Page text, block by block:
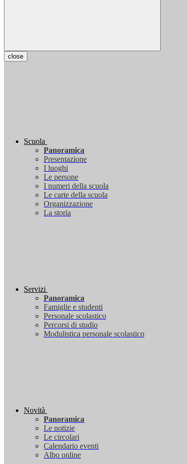
close
Scuola
Panoramica
Presentazione
I luoghi
Le persone
I numeri della scuola
Le carte della scuola
Organizzazione
La storia
Servizi
Panoramica
Famiglie e studenti
Personale scolastico
Percorsi di studio
Modulistica personale scolastico
Novità
Panoramica
Le notizie
Le circolari
Calendario eventi
Albo online